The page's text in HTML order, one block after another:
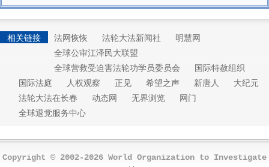
相关链接 法网恢恢 法轮大法新闻社
明慧网
全球公审江泽民大联盟
全球营救受迫害法轮功学员委员会
国际特赦组织
国际法庭
人权观察 正见 希望之声 新唐人
大纪元
法轮大法在长春
动态网 无界浏览
网门
全球退党服务中心
Copyright © 2002-2026 World Organization to Investigate